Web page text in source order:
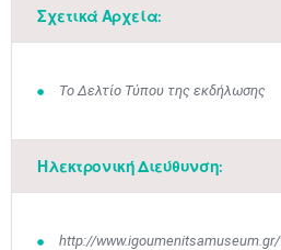
Σχετικά Αρχεία:
Το Δελτίο Τύπου της εκδήλωσης
Ηλεκτρονική Διεύθυνση:
http://